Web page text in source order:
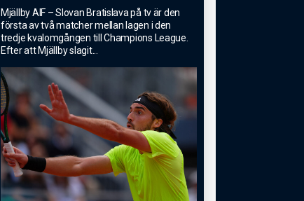
Mjällby AIF – Slovan Bratislava på tv är den
första av två matcher mellan lagen i den
tredje kvalomgången till Champions League.
Efter att Mjällby slagit...